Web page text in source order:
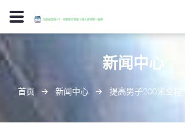
13594780211
淮南市勉酷城224号
新闻中心
首页 新闻中心 提高男子200米全程